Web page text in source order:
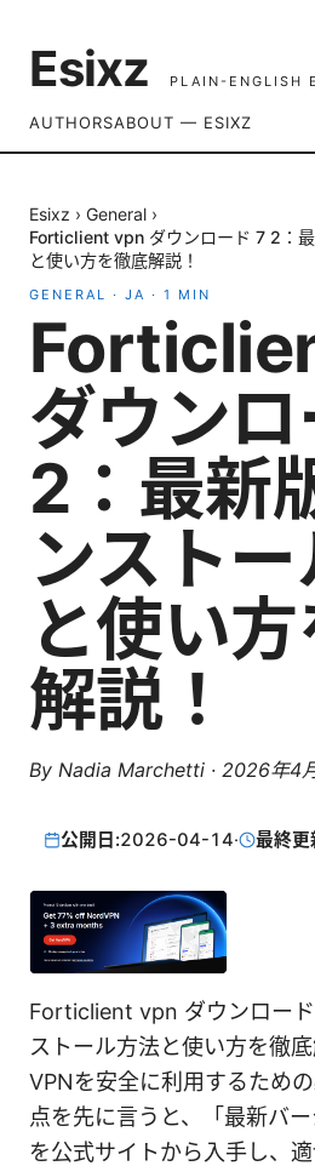
Esixz PLAIN-ENGLISH
AUTHORSABOUT — ESIXZ
Esixz › General ›
Forticlient vpn ダウンロード 7 2：
と使い方を徹底解説！
GENERAL · JA · 1 MIN
ダウン
2：最新
ンスト
と使い
解説！
By Nadia Marchetti · 2026年4
公開日:2026-04-14· 最終更
Forticlient vpn ダウンロー
ストール方法と使い方を徹
VPNを安全に利用するため
点を先に言うと、「最新バ
を公式サイトから入手し、